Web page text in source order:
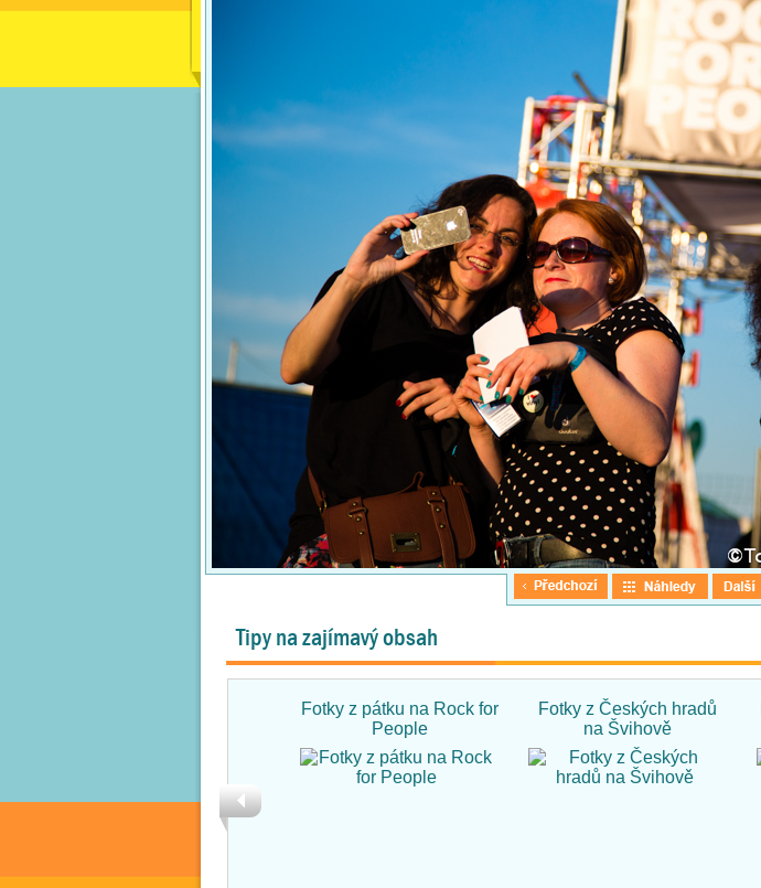
Tipy na zajímavý obsah
Fotky z pátku na Rock for
People
Fotky z Českých hradů
na Švihově